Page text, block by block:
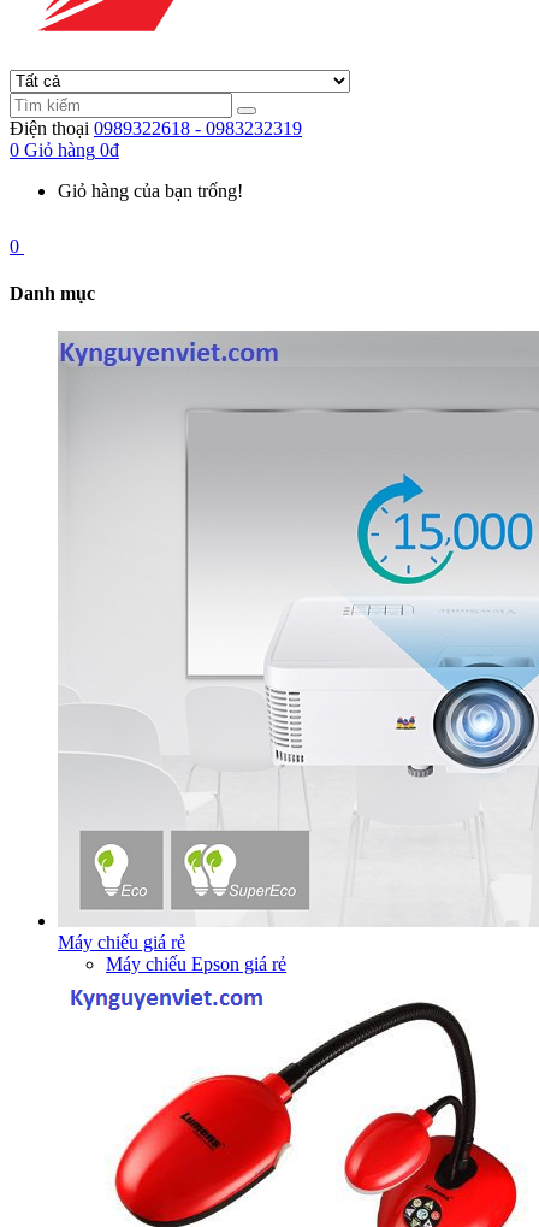
Điện thoại 0989322618 - 0983232319
0 Giỏ hàng 0đ
Giỏ hàng của bạn trống!
0
Danh mục
Máy chiếu giá rẻ
Máy chiếu Epson giá rẻ